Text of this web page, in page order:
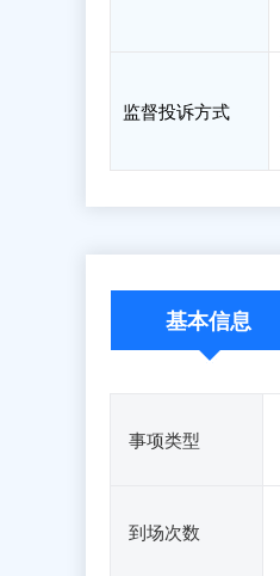
监督投诉方式
基本信息
事项类型
到场次数